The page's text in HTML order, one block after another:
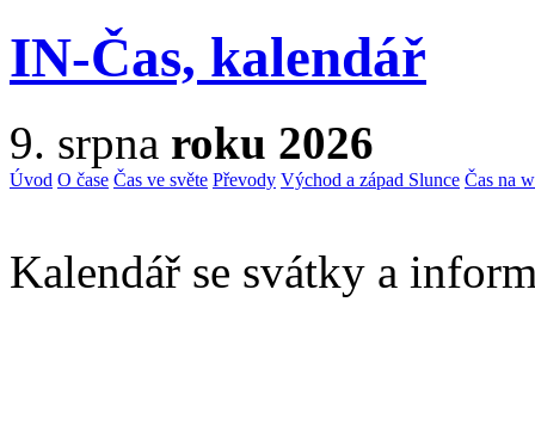
IN-Čas, kalendář
9. srpna roku 2026
Úvod O čase Čas ve světe Převody Východ a západ Slunce Čas na
Kalendář se svátky a